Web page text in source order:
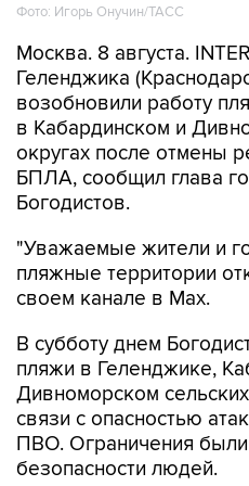
Фото: Игорь Онучин/ТАСС
Москва. 8 августа.
Геленджика
возобновили работу
в Кабардинском и
округах после отмены
БПЛА, сообщил глава
Богодистов.
"Уважаемые жители и
пляжные территории
своем канале в Max.
В субботу днем
пляжи в Геленджике,
Дивноморском
связи с опасностью
ПВО. Ограничения
безопасности людей.